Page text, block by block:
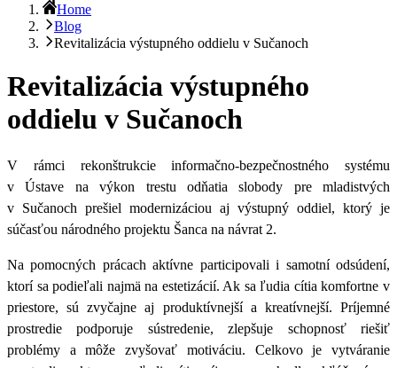
Home
Blog
Revitalizácia výstupného oddielu v Sučanoch
Revitalizácia výstupného
oddielu v Sučanoch
V rámci rekonštrukcie informačno-bezpečnostného systému
v Ústave na výkon trestu odňatia slobody pre mladistvých
v Sučanoch prešiel modernizáciou aj výstupný oddiel, ktorý je
súčasťou národného projektu Šanca na návrat 2.
Na pomocných prácach aktívne participovali i samotní odsúdení,
ktorí sa podieľali najmä na estetizácií. Ak sa ľudia cítia komfortne v
priestore, sú zvyčajne aj produktívnejší a kreatívnejší. Príjemné
prostredie podporuje sústredenie, zlepšuje schopnosť riešiť
problémy a môže zvyšovať motiváciu. Celkovo je vytváranie